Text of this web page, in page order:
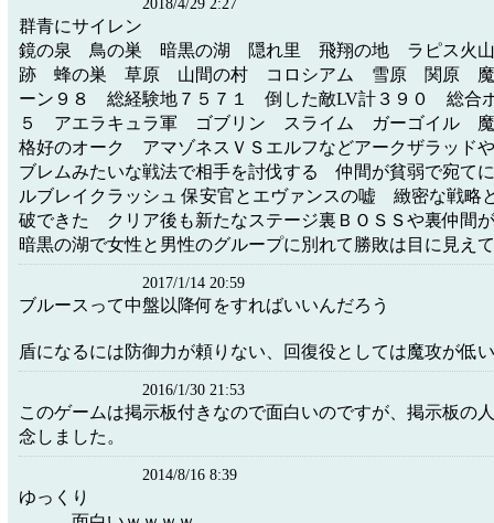
2018/4/29 2:27
群青にサイレン
鏡の泉 鳥の巣 暗黒の湖 隠れ里 飛翔の地 ラピス火
跡 蜂の巣 草原 山間の村 コロシアム 雪原 関原 魔
ーン９８ 総経験地７５７１ 倒した敵LV計３９０ 総合
５ アエラキュラ軍 ゴブリン スライム ガーゴイル
格好のオーク アマゾネスＶＳエルフなどアークザラッド
ブレムみたいな戦法で相手を討伐する 仲間が貧弱で宛て
ルブレイクラッシュ 保安官とエヴァンスの嘘 緻密な戦略
破できた クリア後も新たなステージ裏ＢＯＳＳや裏仲
暗黒の湖で女性と男性のグループに別れて勝敗は目に見え
2017/1/14 20:59
ブルースって中盤以降何をすればいいんだろう
盾になるには防御力が頼りない、回復役としては魔攻が低い
2016/1/30 21:53
このゲームは掲示板付きなので面白いのですが、掲示板の
念しました。
2014/8/16 8:39
ゆっくり